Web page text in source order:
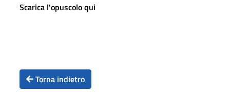
Scarica l'opuscolo qui
Torna indietro